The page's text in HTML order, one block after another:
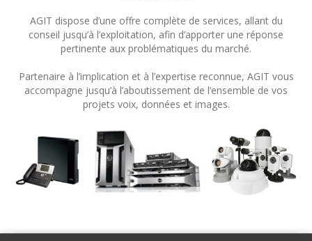
AGIT dispose d’une offre complète de services, allant du
conseil jusqu’à l’exploitation, afin d’apporter une réponse
pertinente aux problématiques du marché.
Partenaire à l’implication et à l’expertise reconnue, AGIT vous
accompagne jusqu’à l’aboutissement de l’ensemble de vos
projets voix, données et images.